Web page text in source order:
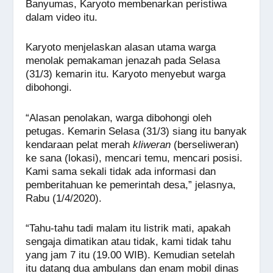
Banyumas, Karyoto membenarkan peristiwa
dalam video itu.
Karyoto menjelaskan alasan utama warga
menolak pemakaman jenazah pada Selasa
(31/3) kemarin itu. Karyoto menyebut warga
dibohongi.
“Alasan penolakan, warga dibohongi oleh
petugas. Kemarin Selasa (31/3) siang itu banyak
kendaraan pelat merahkliweran (berseliweran)
ke sana (lokasi), mencari temu, mencari posisi.
Kami sama sekali tidak ada informasi dan
pemberitahuan ke pemerintah desa,” jelasnya,
Rabu (1/4/2020).
“Tahu-tahu tadi malam itu listrik mati, apakah
sengaja dimatikan atau tidak, kami tidak tahu
yang jam 7 itu (19.00 WIB). Kemudian setelah
itu datang dua ambulans dan enam mobil dinas